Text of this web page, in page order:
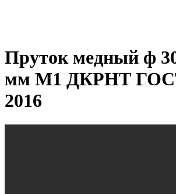
Пруток медный ф
мм М1 ДКРНТ
2016